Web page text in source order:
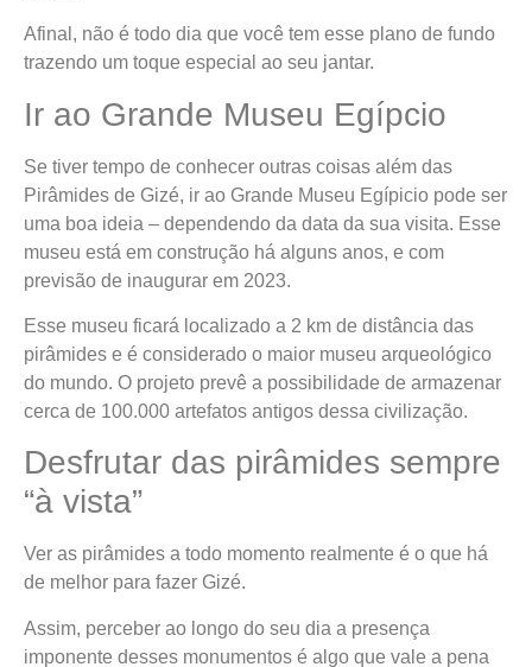
Afinal, não é todo dia que você tem esse plano de fundo
trazendo um toque especial ao seu jantar.
Ir ao Grande Museu Egípcio
Se tiver tempo de conhecer outras coisas além das
Pirâmides de Gizé, ir ao Grande Museu Egípicio pode ser
uma boa ideia – dependendo da data da sua visita. Esse
museu está em construção há alguns anos, e com
previsão de inaugurar em 2023.
Esse museu ficará localizado a 2 km de distância das
pirâmides e é considerado o maior museu arqueológico
do mundo. O projeto prevê a possibilidade de armazenar
cerca de 100.000 artefatos antigos dessa civilização.
Desfrutar das pirâmides sempre
“à vista”
Ver as pirâmides a todo momento realmente é o que há
de melhor para fazer Gizé.
Assim, perceber ao longo do seu dia a presença
imponente desses monumentos é algo que vale a pena